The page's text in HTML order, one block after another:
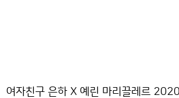
여자친구 은하 X 예린 마리끌레르